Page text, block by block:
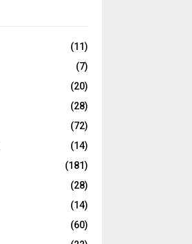
(11)
(7)
(20)
(28)
(72)
(14)
(181)
(28)
(14)
(60)